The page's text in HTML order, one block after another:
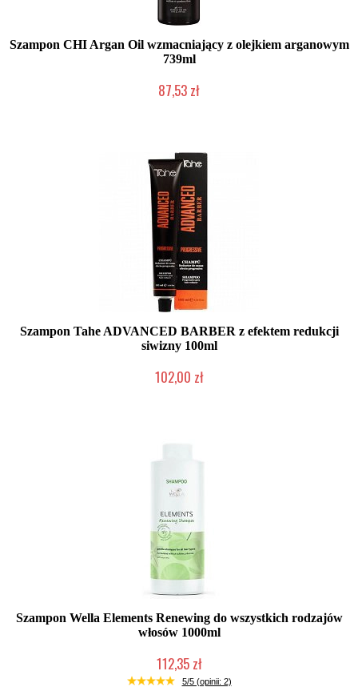
Szampon CHI Argan Oil wzmacniający z olejkiem arganowym
739ml
87,53 zł
Szampon Tahe ADVANCED BARBER z efektem redukcji
siwizny 100ml
102,00 zł
Szampon Wella Elements Renewing do wszystkich rodzajów
włosów 1000ml
112,35 zł
Mała ilość (wysyłka w 24h)
5/5 (opinii: 2)